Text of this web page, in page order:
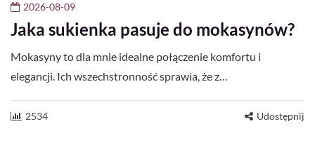
2026-08-09
Jaka sukienka pasuje do mokasynów?
Mokasyny to dla mnie idealne połączenie komfortu i
elegancji. Ich wszechstronność sprawia, że z…
2534 Udostępnij